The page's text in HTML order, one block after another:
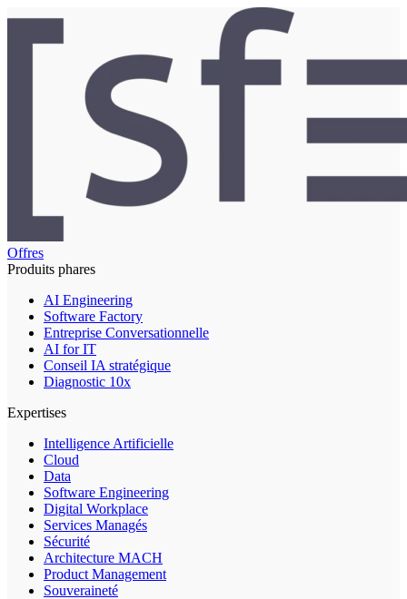
Offres
Produits phares
AI Engineering
Software Factory
Entreprise Conversationnelle
AI for IT
Conseil IA stratégique
Diagnostic 10x
Expertises
Intelligence Artificielle
Cloud
Data
Software Engineering
Digital Workplace
Services Managés
Sécurité
Architecture MACH
Product Management
Souveraineté